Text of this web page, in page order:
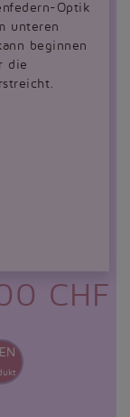
Optik
unteren
beginnen
die
CHF